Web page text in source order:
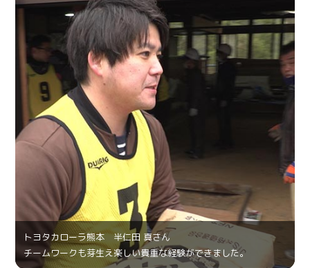
トヨタカローラ熊本 半仁田 真さん
チームワークも芽生え楽しい貴重な経験ができました。